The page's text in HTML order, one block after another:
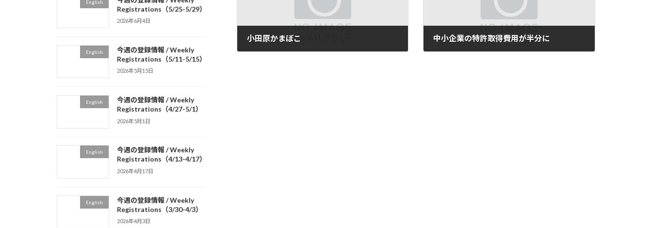
小田原かまぼこ 中小企業の特許取得費用が半分に
English
Registrations（5/25-5/29）
2026年6月4日
English
今週の登録情報 / Weekly
Registrations（5/11-5/15）
2026年5月15日
English
今週の登録情報 / Weekly
Registrations（4/27-5/1）
2026年5月1日
English
今週の登録情報 / Weekly
Registrations（4/13-4/17）
2026年4月17日
English
今週の登録情報 / Weekly
Registrations（3/30-4/3）
2026年4月3日